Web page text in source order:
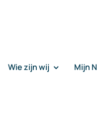
Wie zijn wij Mijn